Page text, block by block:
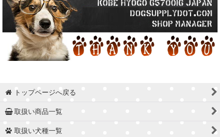
トップページへ戻る
取扱い商品一覧
取扱い犬種一覧